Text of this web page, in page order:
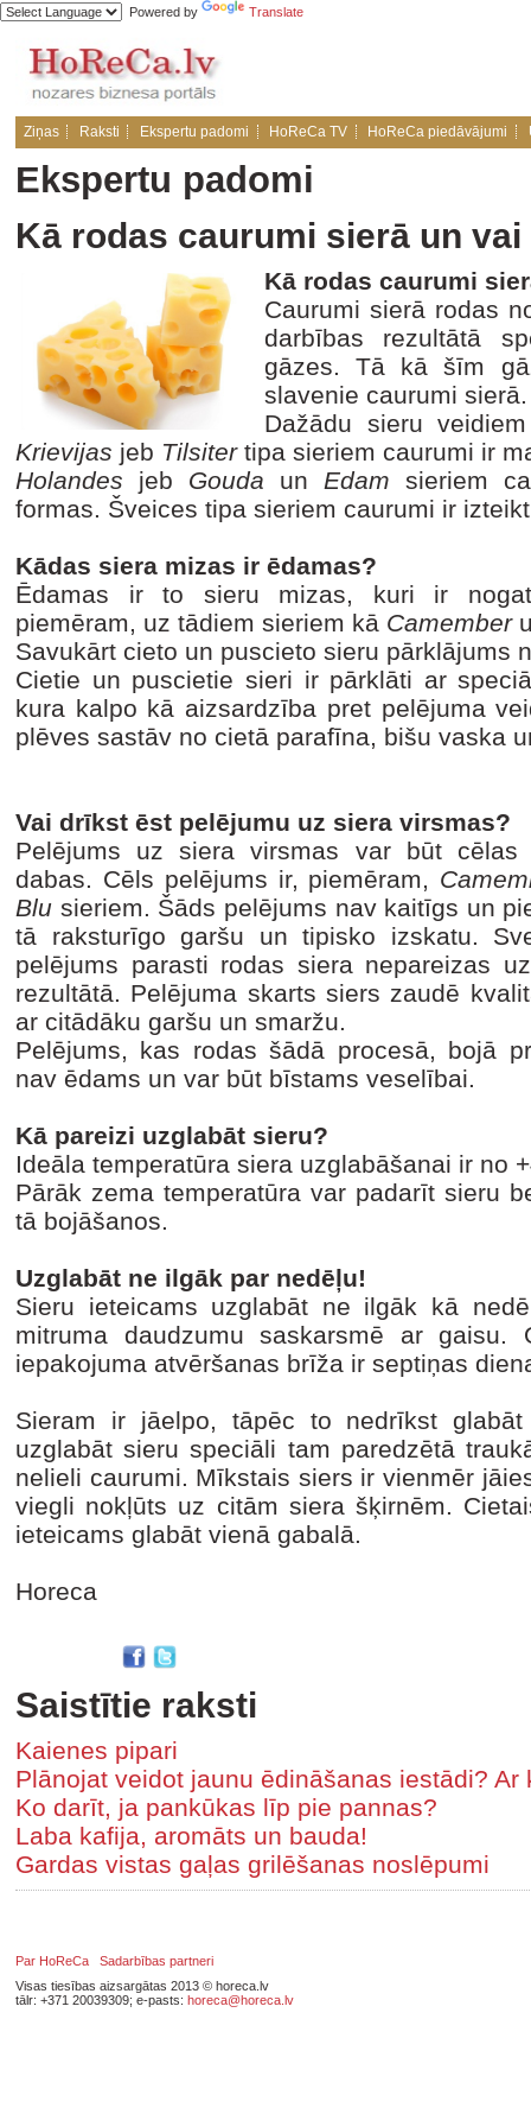
Powered by Translate
Ziņas Raksti Ekspertu padomi HoReCa TV HoReCa piedāvājumi
Ekspertu padomi
Kā rodas caurumi sierā un
Kā rodas caurumi
Caurumi sierā rodas
darbības rezultātā
gāzes. Tā kā šīm
slavenie caurumi sierā.
Dažādu sieru
Krievijas jeb Tilsitertipa sieriem caurumi ir
Holandes jeb Gouda un Edam sieriem
formas. Šveices tipa sieriem caurumi ir
Kādas siera mizas ir ēdamas?
Ēdamas ir to sieru mizas, kuri ir
piemēram, uz tādiem sieriem kā Camember
Savukārt cieto un puscieto sieru pārklājums
Cietie un puscietie sieri ir pārklāti ar
kura kalpo kā aizsardzība pret pelējuma
plēves sastāv no cietā parafīna, bišu vaska
Vai drīkst ēst pelējumu uz siera virsmas?
Pelējums uz siera virsmas var būt cēlas
dabas. Cēls pelējums ir, piemēram,
Blu sieriem. Šāds pelējums nav kaitīgs un
tā raksturīgo garšu un tipisko izskatu.
pelējums parasti rodas siera nepareizas
rezultātā. Pelējuma skarts siers zaudē
ar citādāku garšu un smaržu.
Pelējums, kas rodas šādā procesā, bojā
nav ēdams un var būt bīstams veselībai.
Kā pareizi uzglabāt sieru?
Ideāla temperatūra siera uzglabāšanai ir no
Pārāk zema temperatūra var padarīt sieru
tā bojāšanos.
Uzglabāt ne ilgāk par nedēļu!
Sieru ieteicams uzglabāt ne ilgāk kā
mitruma daudzumu saskarsmē ar gaisu.
iepakojuma atvēršanas brīža ir septiņas
Sieram ir jāelpo, tāpēc to nedrīkst
uzglabāt sieru speciāli tam paredzētā
nelieli caurumi. Mīkstais siers ir vienmēr
viegli nokļūts uz citām siera šķirnēm.
ieteicams glabāt vienā gabalā.
Horeca
Saistītie raksti
Kaienes pipari
Plānojat veidot jaunu ēdināšanas iestādi? Ar
Ko darīt, ja pankūkas līp pie pannas?
Laba kafija, aromāts un bauda!
Gardas vistas gaļas grilēšanas noslēpumi
Par HoReCa
Sadarbības partneri
Visas tiesības aizsargātas 2013 © horeca.lv
tālr: +371 20039309; e-pasts: horeca@horeca.lv